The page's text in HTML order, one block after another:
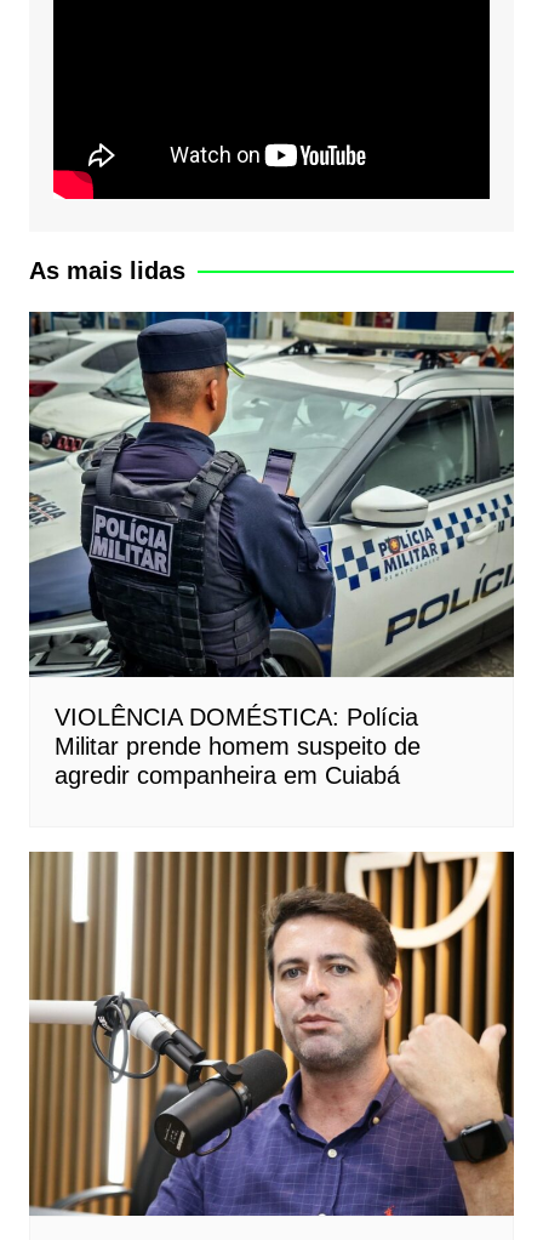
As mais lidas
VIOLÊNCIA DOMÉSTICA: Polícia
Militar prende homem suspeito de
agredir companheira em Cuiabá